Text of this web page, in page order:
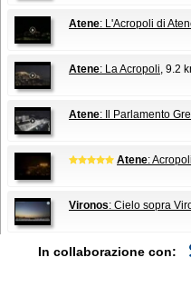
Atene: L'Acropoli di
Atene: La Acropoli , 9.2
Atene: Il Parlamento
Atene: Acropoli
Vironos: Cielo sopra
In collaborazione con: